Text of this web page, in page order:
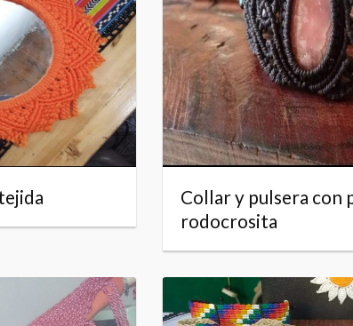
Collar y pulsera con
rodocrosita